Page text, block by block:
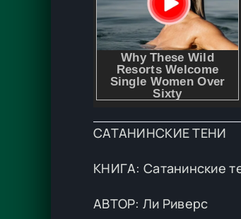
САТАНИНСКИЕ ТЕНИ
КНИГА: Сатанинские
АВТОР: Ли Риверс